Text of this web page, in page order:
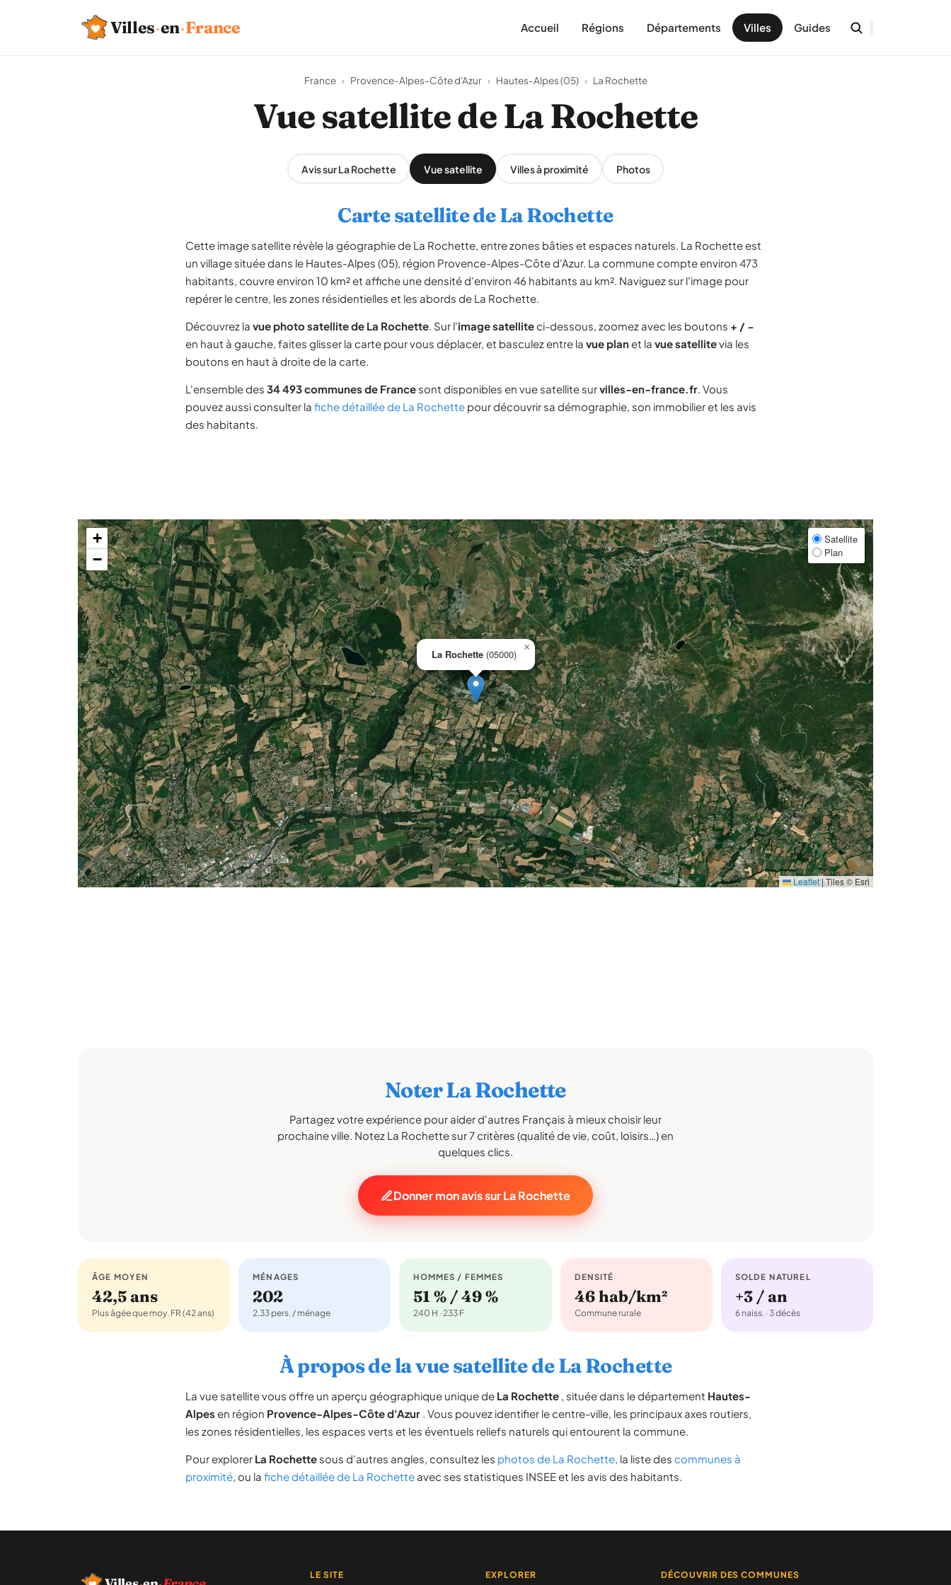
Villes·en·France Accueil Régions Départements Villes Guides
France › Provence-Alpes-Côte d'Azur › Hautes-Alpes (05) › La Rochette
Vue satellite de La Rochette
Avis sur La Rochette Vue satellite Villes à proximité Photos
Carte satellite de La Rochette
Cette image satellite révèle la géographie de La Rochette, entre zones bâties et espaces naturels. La Rochette est
un village située dans le Hautes-Alpes (05), région Provence-Alpes-Côte d'Azur. La commune compte environ 473
habitants, couvre environ 10 km² et affiche une densité d'environ 46 habitants au km². Naviguez sur l'image pour
repérer le centre, les zones résidentielles et les abords de La Rochette.
Découvrez la vue photo satellite de La Rochette. Sur l'image satelliteci-dessous, zoomez avec les boutons + / −
en haut à gauche, faites glisser la carte pour vous déplacer, et basculez entre la vue planet la vue satellitevia les
boutons en haut à droite de la carte.
L'ensemble des 34 493 communes de France sont disponibles en vue satellite survilles-en-france.fr. Vous
pouvez aussi consulter la fiche détaillée de La Rochette pour découvrir sa démographie, son immobilier et les avis
des habitants.
La Rochette (05000)
×
+
−
Satellite
Plan
Leaflet|Tiles © Esri
Noter La Rochette
Partagez votre expérience pour aider d'autres Français à mieux choisir leur
prochaine ville. Notez La Rochette sur 7 critères (qualité de vie, coût, loisirs…) en
quelques clics.
Donner mon avis sur La Rochette
ÂGE MOYEN
42,5 ans
Plus âgée que moy. FR (42 ans)
MÉNAGES
202
2,33 pers. / ménage
HOMMES / FEMMES
51 % / 49 %
240 H · 233 F
DENSITÉ
46 hab/km²
Commune rurale
SOLDE NATUREL
+3 / an
6 naiss. · 3 décès
À propos de la vue satellite de La Rochette
La vue satellite vous offre un aperçu géographique unique de La Rochette , située dans le département Hautes-
Alpes en région Provence-Alpes-Côte d'Azur . Vous pouvez identifier le centre-ville, les principaux axes routiers,
les zones résidentielles, les espaces verts et les éventuels reliefs naturels qui entourent la commune.
Pour explorer La Rochette sous d'autres angles, consultez les photos de La Rochette, la liste des communes à
proximité, ou la fiche détaillée de La Rochette avec ses statistiques INSEE et les avis des habitants.
LE SITE EXPLORER DÉCOUVRIR DES COMMUNES